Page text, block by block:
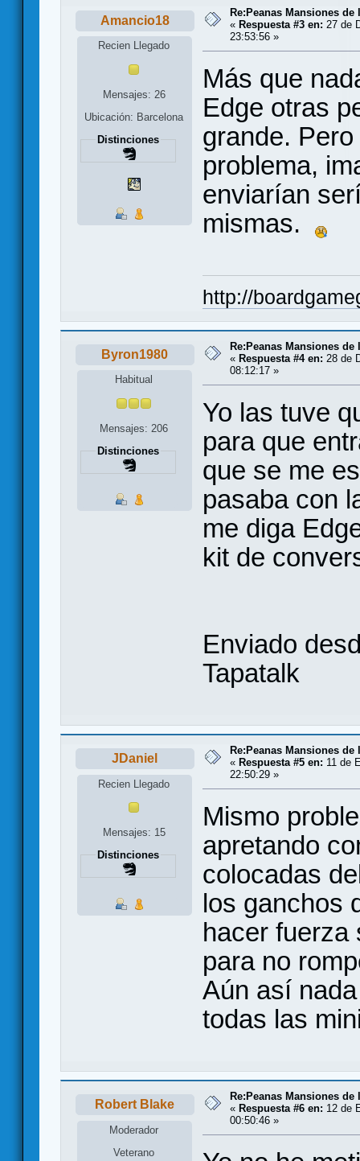
Amancio18
Recien Llegado
Mensajes: 26
Ubicación: Barcelona
Distinciones
Re:Peanas Mansiones de
« Respuesta #3 en: 27 de
23:53:56 »
Más que
Edge otras
grande.
problema,
enviarían
mismas.
http://
Byron1980
Habitual
Mensajes: 206
Distinciones
Re:Peanas Mansiones de
« Respuesta #4 en: 28 de
08:12:17 »
Yo las tuve
para que
que se me
pasaba con
me diga
kit de
Enviado
Tapatalk
JDaniel
Recien Llegado
Mensajes: 15
Distinciones
Re:Peanas Mansiones de
« Respuesta #5 en: 11 de
22:50:29 »
Mismo
apretando
colocadas
los ganchos
hacer fuerza
para no
Aún así
todas las
Robert Blake
Moderador
Veterano
Re:Peanas Mansiones de
« Respuesta #6 en: 12 de
00:50:46 »